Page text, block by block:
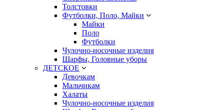
Толстовки
Футболки, Поло, Майки
Майки
Поло
Футболки
Чулочно-носочные изделия
Шарфы, Головные уборы
ДЕТСКОЕ
Девочкам
Мальчикам
Халаты
Чулочно-носочные изделия